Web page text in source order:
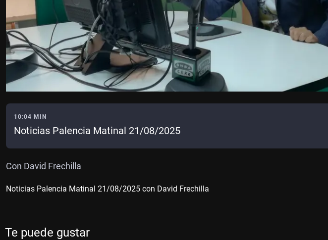
10:04 MIN
Noticias Palencia Matinal 21/08/2025
Con David Frechilla
Noticias Palencia Matinal 21/08/2025 con David Frechilla
Te puede gustar